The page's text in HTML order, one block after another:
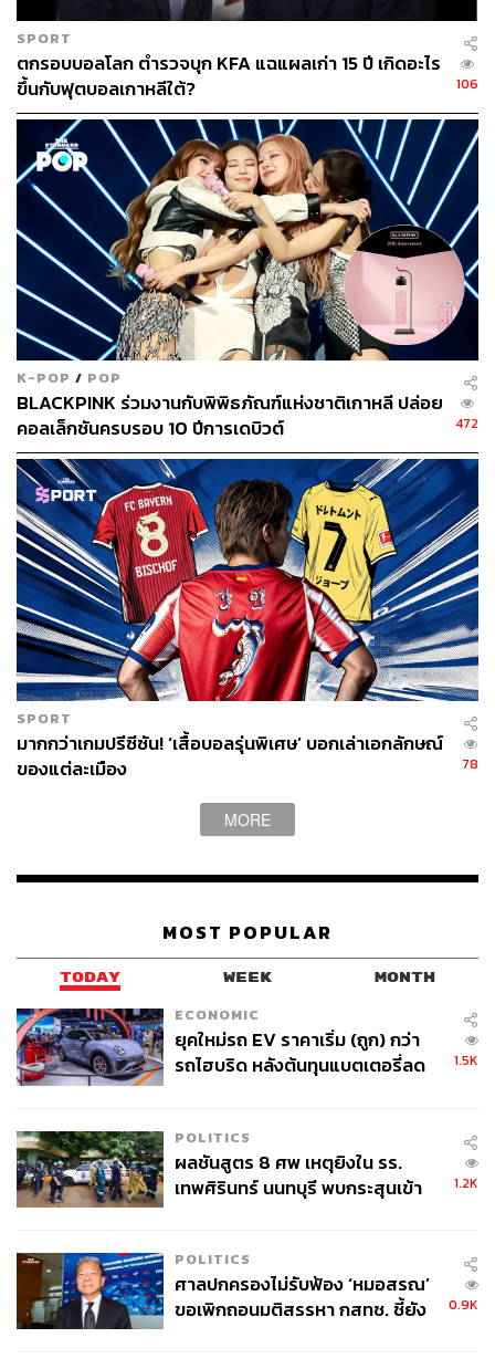
SPORT
ตกรอบบอลโลก ตำรวจบุก KFA แฉแผลเก่า 15 ปี เกิดอะไร
ขึ้นกับฟุตบอลเกาหลีใต้?
106
K-POP / POP
BLACKPINK ร่วมงานกับพิพิธภัณฑ์แห่งชาติเกาหลี ปล่อย
คอลเล็กชันครบรอบ 10 ปีการเดบิวต์
472
SPORT
มากกว่าเกมปรีซีซัน! ‘เสื้อบอลรุ่นพิเศษ’ บอกเล่าเอกลักษณ์
ของแต่ละเมือง
78
MORE
MOST POPULAR
TODAY WEEK MONTH
ECONOMIC
ยุคใหม่รถ EV ราคาเริ่ม (ถูก) กว่า
รถไฮบริด หลังต้นทุนแบตเตอรี่ลด
1.5K
POLITICS
ผลชันสูตร 8 ศพ เหตุยิงใน รร.
เทพศิรินทร์ นนทบุรี พบกระสุนเข้า
1.2K
POLITICS
ศาลปกครองไม่รับฟ้อง ‘หมอสรณ’
ขอเพิกถอนมติสรรหา กสทช. ชี้ยัง
0.9K